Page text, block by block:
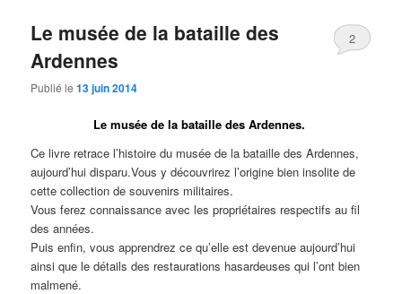
Le musée de la bataille des
Ardennes
Publié le13 juin 2014
2
Le musée de la bataille des Ardennes.
Ce livre retrace l’histoire du musée de la bataille des Ardennes,
aujourd’hui disparu.Vous y découvrirez l’origine bien insolite de
cette collection de souvenirs militaires.
Vous ferez connaissance avec les propriétaires respectifs au fil
des années.
Puis enfin, vous apprendrez ce qu’elle est devenue aujourd’hui
ainsi que le détails des restaurations hasardeuses qui l’ont bien
malmené.